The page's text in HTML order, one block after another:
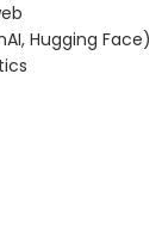
Hugging Face)